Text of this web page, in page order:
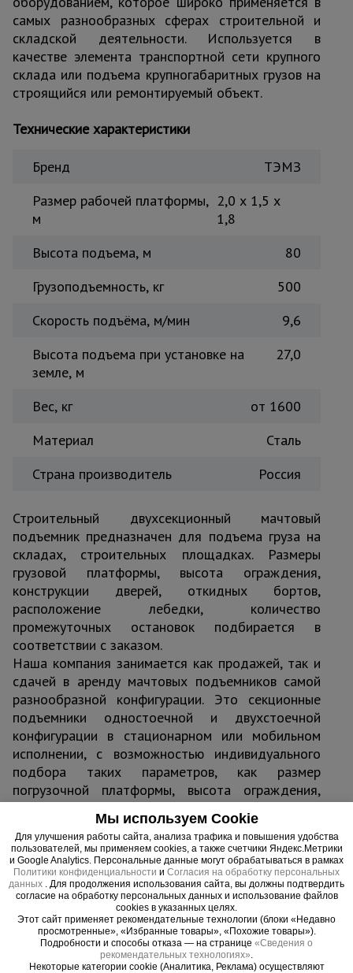
и садовые
Лестницы
и
стремянки
Металл и
металлообработка
самых разнообразных сферах строительной и
складской деятельности. Используется в
качестве элемента транспортной сети крупного
склада или подъема крупногабаритных грузов на
строящийся или ремонтируемый объект.
Технические характеристики
Бренд
ТЭМЗ
Размер рабочей платформы,
м
2,0 х 1,5 х
1,8
Высота подъема, м
80
Грузоподъемность, кг
500
Скорость подъёма, м/мин
9,6
Высота подъема при установке на
земле, м
27,0
Вес, кг
от 1600
Материал
Сталь
Страна производитель
Россия
Строительный двухсекционный мачтовый
подъемник предназначен для подъема груза на
складах, строительных площадках. Размеры
грузовой платформы, высота ограждения,
конструкции дверей, откидных бортов,
расположение лебедки, количество
промежуточных остановок подбирается в
соответствии с заказом.
Наша компания занимается как продажей, так и
сдачей в аренду мачтовых подъемников самой
разнообразной конфигурации. Это секционные
подъемники одностоечной и двухстоечной
конфигурации в стационарном или мобильном
исполнении, с возможностью индивидуального
подбора таких параметров, как размер
погрузочной платформы, высота ограждения,
бортов, расположение лебедки и т.д. Для того
чтобы конкретный тип подъемника максимально
соответствовал вашим требованиям, мы
рекомендуем связаться с нами любым удобным
для вас способом. Наши специалисты окажут вам
профессиональную помощь по всем вопросам,
которые связаны с данным типом строительно-
складского оборудования.
Мы используем Cookie
Для улучшения работы сайта, анализа трафика и повышения удобства
пользователей, мы применяем cookies, а также счетчики Яндекс.Метрики
и Google Analytics. Персональные данные могут обрабатываться в рамках
Политики конфиденциальности и Согласия на обработку персональных
данных . Для продолжения использования сайта, вы должны подтвердить
согласие на обработку персональных данных и использование файлов
cookies в указанных целях.
Этот сайт применяет рекомендательные технологии (блоки «Недавно
просмотренные», «Избранные товары», «Похожие товары»).
Подробности и способы отказа — на странице «Сведения о
рекомендательных технологиях».
Некоторые категории cookie (Аналитика, Реклама) осуществляют